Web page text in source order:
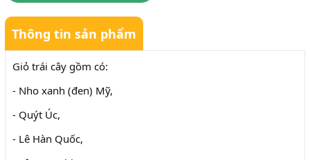
Thông tin sản phẩm
Giỏ trái cây gồm có:
- Nho xanh (đen) Mỹ,
- Quýt Úc,
- Lê Hàn Quốc,